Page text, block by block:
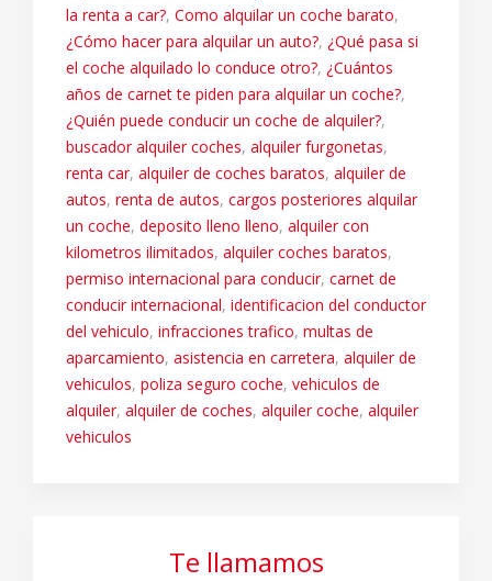
la renta a car?, Como alquilar un coche barato,
¿Cómo hacer para alquilar un auto?, ¿Qué pasa si
el coche alquilado lo conduce otro?, ¿Cuántos
años de carnet te piden para alquilar un coche?,
¿Quién puede conducir un coche de alquiler?,
buscador alquiler coches, alquiler furgonetas,
renta car, alquiler de coches baratos, alquiler de
autos, renta de autos, cargos posteriores alquilar
un coche, deposito lleno lleno, alquiler con
kilometros ilimitados, alquiler coches baratos,
permiso internacional para conducir, carnet de
conducir internacional, identificacion del conductor
del vehiculo, infracciones trafico, multas de
aparcamiento, asistencia en carretera, alquiler de
vehiculos, poliza seguro coche, vehiculos de
alquiler, alquiler de coches, alquiler coche, alquiler
vehiculos
Te llamamos